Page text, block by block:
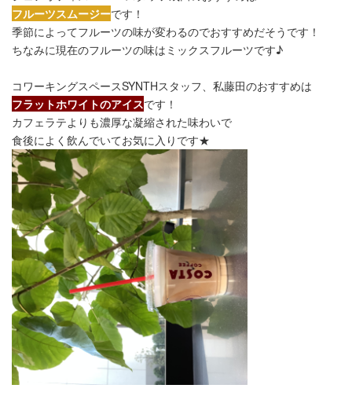
フルーツスムージーです！
季節によってフルーツの味が変わるのでおすすめだそうです！
ちなみに現在のフルーツの味はミックスフルーツです♪
コワーキングスペースSYNTHスタッフ、私藤田のおすすめは
フラットホワイトのアイスです！
カフェラテよりも濃厚な凝縮された味わいで
食後によく飲んでいてお気に入りです★